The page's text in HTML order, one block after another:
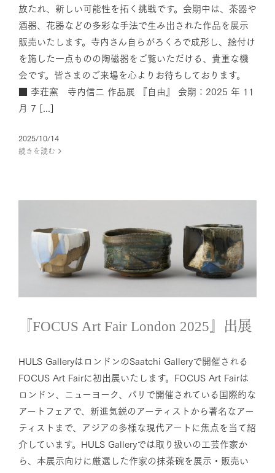
放たれ、新しい可能性を拓く挑戦です。会期中は、茶器や
酒器、花器などの多彩な手法で生み出された作品を展示
販売いたします。寺内さん自らがろくろで成形し、絵付け
を施した一点ものの陶磁器をご覧いただける、貴重な機
会です。皆さまのご来場を心よりお待ちしております。
■ 李荘窯 寺内信二 作品展 『自由』 会期：2025 年 11
月 7 [...]
2025/10/14
続きを読む
『FOCUS Art Fair London 2025』出
展
News
『FOCUS Art Fair London 2025』出展
HULS GalleryはロンドンのSaatchi Galleryで開催される
FOCUS Art Fairに初出展いたします。FOCUS Art Fairは
ロンドン、ニューヨーク、パリで開催されている国際的な
アートフェアで、新進気鋭のアーティストから著名なアー
ティストまで、アジアの多様な現代アートに焦点を当て紹
介しています。HULS Galleryでは取り扱いの工芸作家か
ら、本展示向けに厳選した作家の抹茶碗を展示・販売い